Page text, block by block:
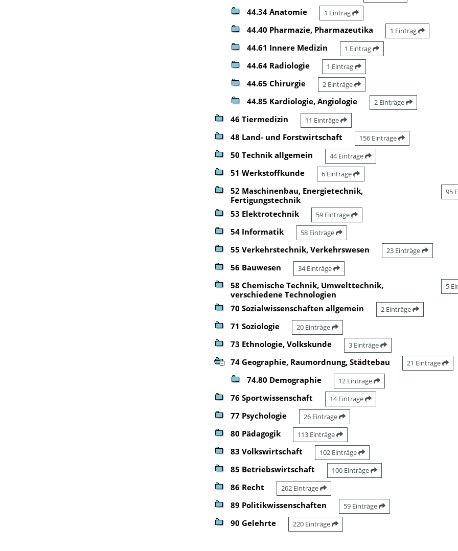
44.34 Anatomie 1 Eintrag
44.40 Pharmazie, Pharmazeutika 1 Eintrag
44.61 Innere Medizin 1 Eintrag
44.64 Radiologie 1 Eintrag
44.65 Chirurgie 2 Einträge
44.85 Kardiologie, Angiologie 2 Einträge
46 Tiermedizin 11 Einträge
48 Land- und Forstwirtschaft 156 Einträge
50 Technik allgemein 44 Einträge
51 Werkstoffkunde 6 Einträge
52 Maschinenbau, Energietechnik,
Fertigungstechnik
95
53 Elektrotechnik 59 Einträge
54 Informatik 58 Einträge
55 Verkehrstechnik, Verkehrswesen 23 Einträge
56 Bauwesen 34 Einträge
58 Chemische Technik, Umwelttechnik,
verschiedene Technologien
5
70 Sozialwissenschaften allgemein 2 Einträge
71 Soziologie 20 Einträge
73 Ethnologie, Volkskunde 3 Einträge
74 Geographie, Raumordnung, Städtebau 21 Einträge
74.80 Demographie 12 Einträge
76 Sportwissenschaft 14 Einträge
77 Psychologie 26 Einträge
80 Pädagogik 113 Einträge
83 Volkswirtschaft 102 Einträge
85 Betriebswirtschaft 100 Einträge
86 Recht 262 Einträge
89 Politikwissenschaften 59 Einträge
90 Gelehrte 220 Einträge